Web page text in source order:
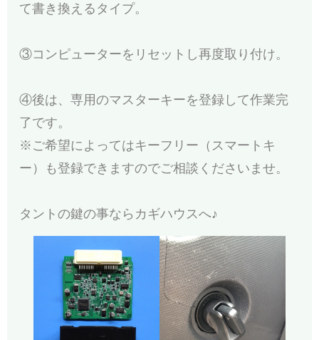
て書き換えるタイプ。
③コンピューターをリセットし再度取り付け。
④後は、専用のマスターキーを登録して作業完
了です。
※ご希望によってはキーフリー（スマートキ
ー）も登録できますのでご相談くださいませ。
タントの鍵の事ならカギハウスへ♪